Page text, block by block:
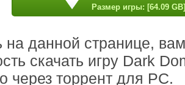
Размер игры: [64.09 GB]
на данной странице,
скачать игру Dark
через торрент для PC.